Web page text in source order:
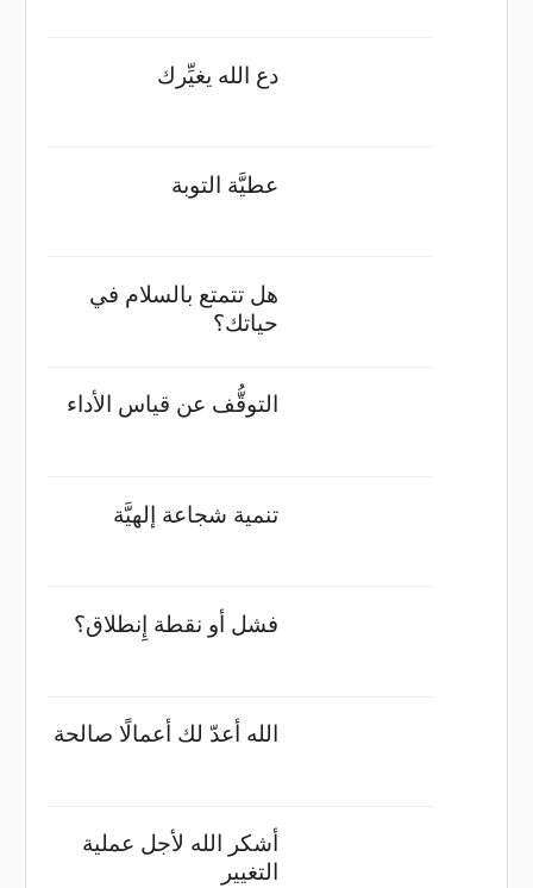
دع الله يغيِّرك
عطيَّة التوبة
هل تتمتع بالسلام في
حياتك؟
التوقُّف عن قياس الأداء
تنمية شجاعة إلهيَّة
فشل أو نقطة إِنطلاق؟
الله أعدّ لك أعمالًا صالحة
أشكر الله لأجل عملية
التغيير